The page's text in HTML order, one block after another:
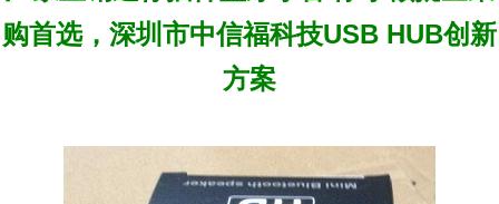
购首选，深圳市中信福科技USB HUB创新
方案